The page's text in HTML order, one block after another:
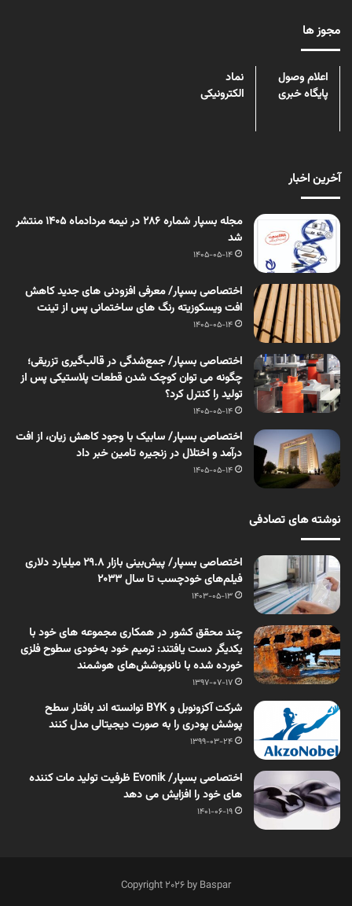
مجوز ها
اعلام وصول
پایگاه خبری
نماد
الکترونیکی
آخرین اخبار
مجله بسپار شماره 286 در نیمه مردادماه 1405 منتشر
شد
1405-05-14
اختصاصی بسپار/ معرفی افزودنی های جدید کاهش
افت ویسکوزیته رنگ های ساختمانی پس از تینت
1405-05-14
اختصاصی بسپار/ جمع‌شدگی در قالب‌گیری تزریقی؛
چگونه می توان کوچک شدن قطعات پلاستیکی پس از
تولید را کنترل کرد؟
1405-05-14
اختصاصی بسپار/ سابیک با وجود کاهش زیان، از افت
درآمد و اختلال در زنجیره تامین خبر داد
1405-05-14
نوشته های تصادفی
اختصاصی بسپار/ پیش‌بینی بازار 29.8 میلیارد دلاری
فیلم‌های خودچسب تا سال 2033
1403-05-13
چند محقق کشور در همکاری مجموعه های خود با
یکدیگر دست یافتند: ترمیم خود به‌خودی سطوح فلزی
خورده شده با نانوپوشش‌های هوشمند
1397-07-17
شرکت آکزونوبل و BYK توانسته ­اند بافتار سطح
پوشش پودری را به صورت دیجیتالی مدل کنند
1399-03-24
اختصاصی بسپار/ Evonik ظرفیت تولید مات کننده
های خود را افزایش می دهد
1401-06-19
Copyright 2026 by Baspar